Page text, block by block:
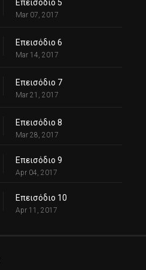
Επεισόδιο 5
Mar 07, 2017
Επεισόδιο 6
Mar 14, 2017
Επεισόδιο 7
Mar 21, 2017
Επεισόδιο 8
Mar 28, 2017
Επεισόδιο 9
Apr 04, 2017
Επεισόδιο 10
Apr 11, 2017